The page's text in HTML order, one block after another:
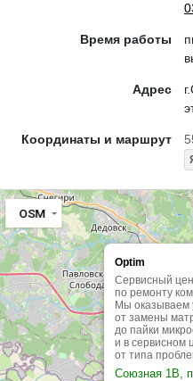
Время работы
Адрес
Координаты и маршрут
Optim
Сервисный
по ремонту
Мы оказываем
от замены
до пайки
и в сервисном
от типа
Союзная 1В,
OSM